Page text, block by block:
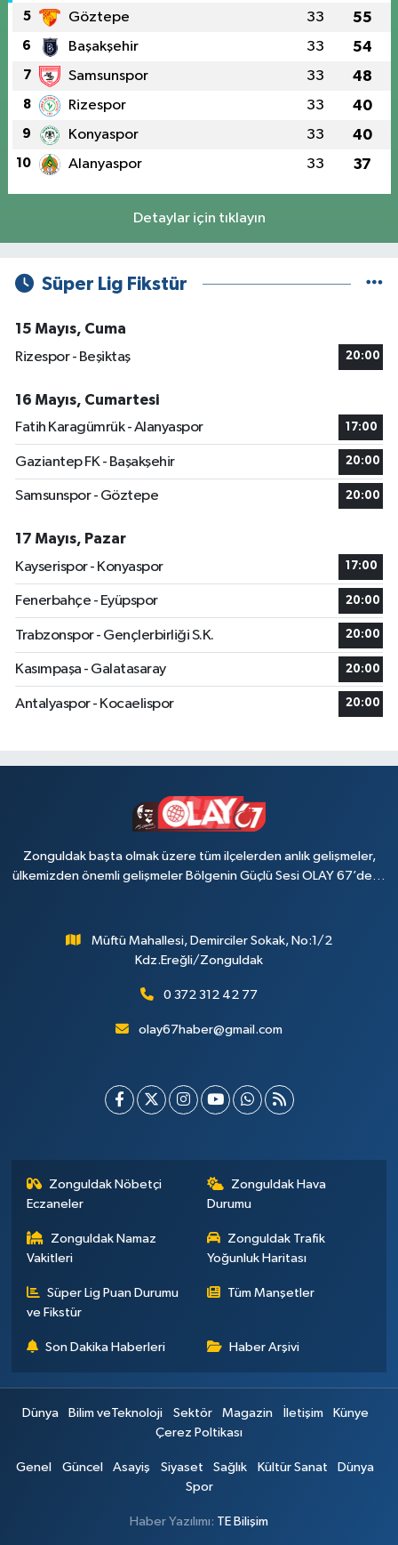
5 Göztepe 33 55
6 Başakşehir 33 54
7 Samsunspor 33 48
8 Rizespor 33 40
9 Konyaspor 33 40
10 Alanyaspor 33 37
Detaylar için tıklayın
Süper Lig Fikstür
15 Mayıs, Cuma
Rizespor - Beşiktaş
20:00
16 Mayıs, Cumartesi
Fatih Karagümrük - Alanyaspor
17:00
Gaziantep FK - Başakşehir 20:00
Samsunspor - Göztepe 20:00
17 Mayıs, Pazar
Kayserispor - Konyaspor
17:00
Fenerbahçe - Eyüpspor 20:00
Trabzonspor - Gençlerbirliği S.K. 20:00
Kasımpaşa - Galatasaray 20:00
Antalyaspor - Kocaelispor 20:00
Zonguldak başta olmak üzere tüm ilçelerden anlık gelişmeler,
ülkemizden önemli gelişmeler Bölgenin Güçlü Sesi OLAY 67’de…
Müftü Mahallesi, Demirciler Sokak, No:1/2
Kdz.Ereğli/Zonguldak
0 372 312 42 77
olay67haber@gmail.com
Zonguldak Nöbetçi
Eczaneler
Zonguldak Hava
Durumu
Zonguldak Namaz
Vakitleri
Zonguldak Trafik
Yoğunluk Haritası
Süper Lig Puan Durumu
ve Fikstür
Tüm Manşetler
Son Dakika Haberleri Haber Arşivi
Dünya Bilim veTeknoloji Sektör Magazin İletişim
Künye
Çerez Poltikası
Genel Güncel Asayiş Siyaset Sağlık Kültür Sanat
Dünya
Spor
Haber Yazılımı: TE Bilişim